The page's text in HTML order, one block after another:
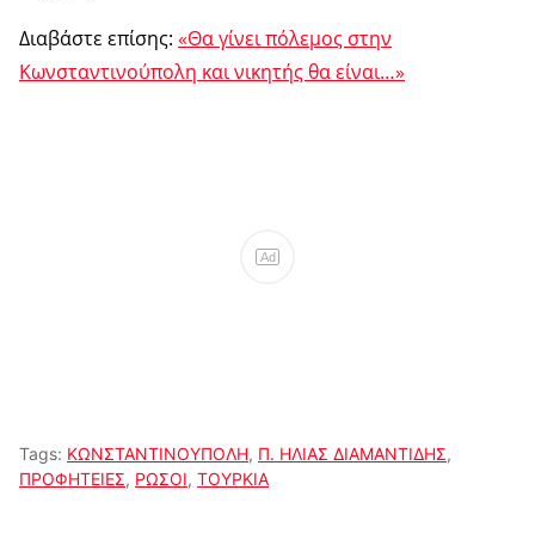
Διαβάστε επίσης: «Θα γίνει πόλεμος στην
Κωνσταντινούπολη και νικητής θα είναι…»
Ad
Tags: ΚΩΝΣΤΑΝΤΙΝΟΥΠΟΛΗ, Π. ΗΛΙΑΣ ΔΙΑΜΑΝΤΙΔΗΣ,
ΠΡΟΦΗΤΕΙΕΣ, ΡΩΣΟΙ, ΤΟΥΡΚΙΑ